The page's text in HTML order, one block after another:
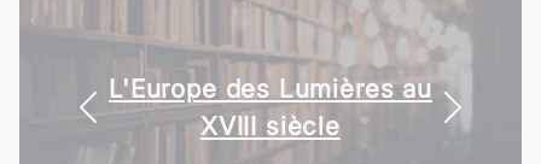
L'Europe des Lumières au
XVIII siècle